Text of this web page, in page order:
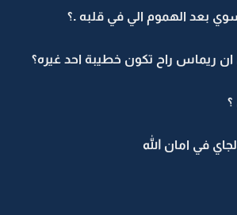
بعد الهموم الي في قلبه .؟
ريماس راح تكون خطيبة احد غيره؟
في امان الله